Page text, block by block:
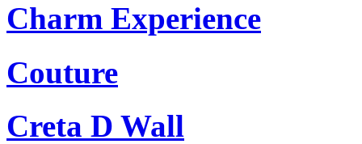
Charm Experience
Couture
Creta D Wall